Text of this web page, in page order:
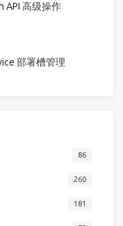
API 高级操作
部署槽管理
86
260
181